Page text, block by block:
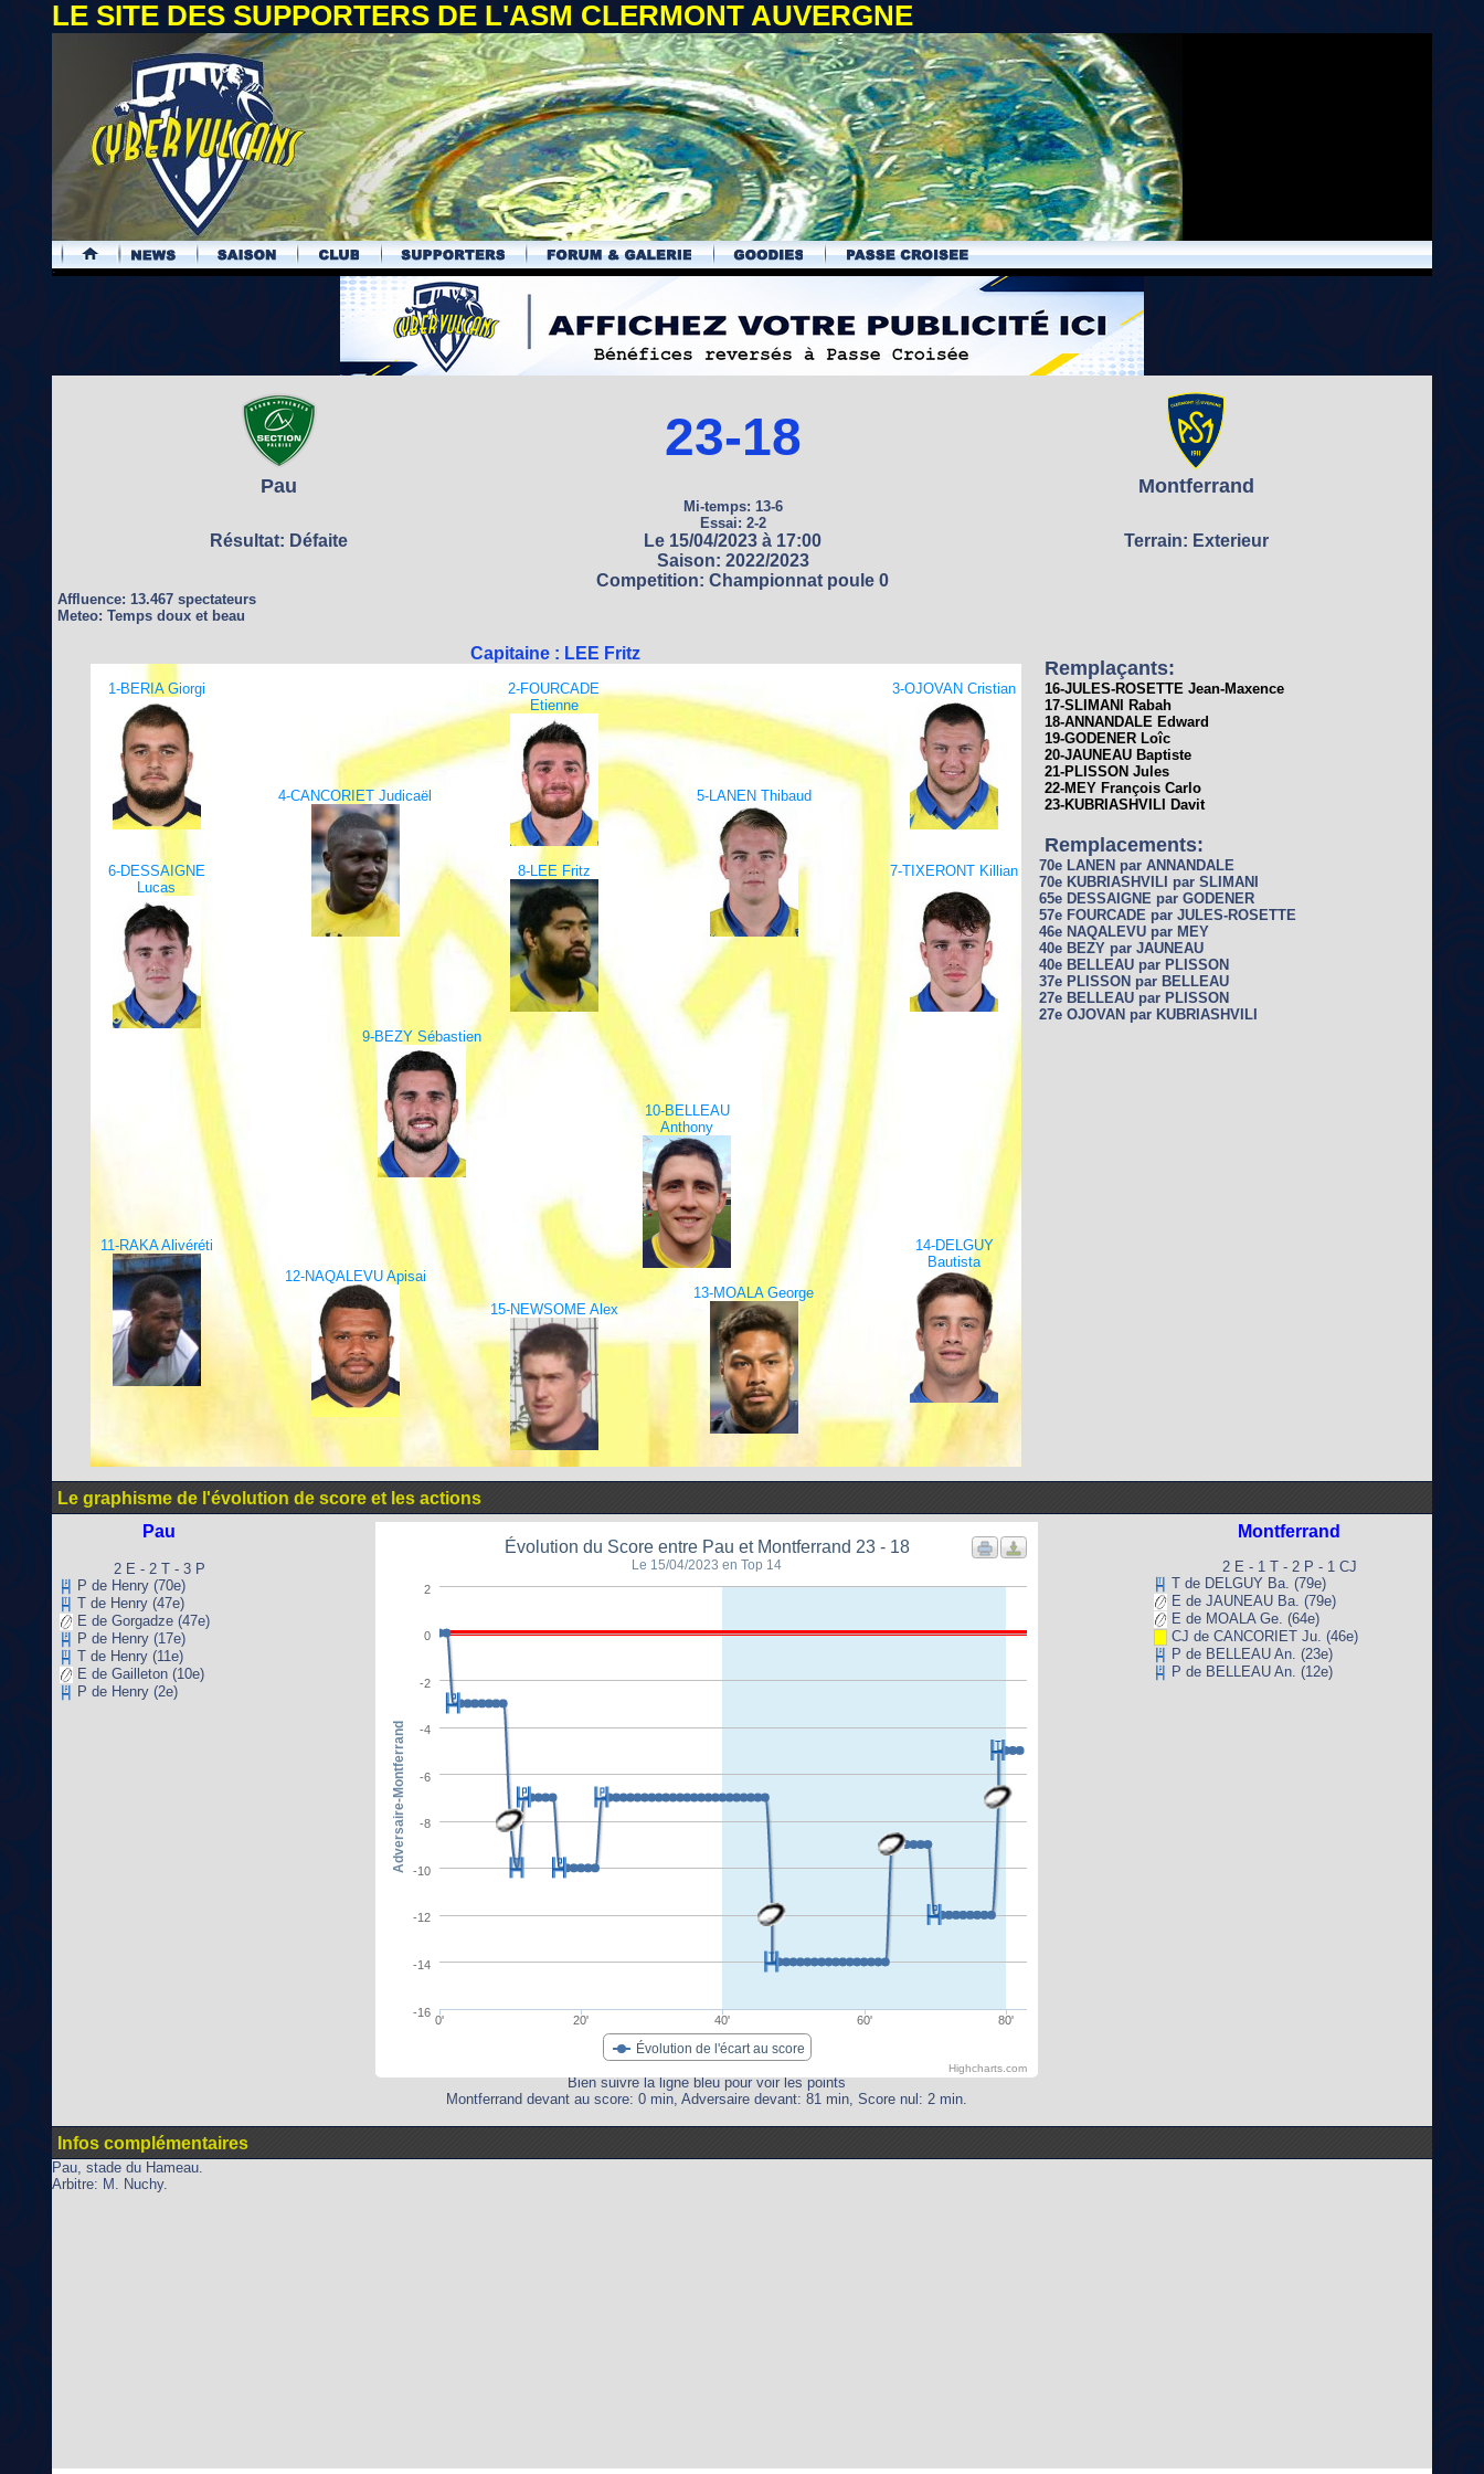
LE SITE DES SUPPORTERS DE L'ASM CLERMONT AUVERGNE
.
Pau
23-18
Montferrand
Mi-temps: 13-6
Essai: 2-2
Résultat: Défaite Le 15/04/2023 à 17:00
Terrain: Exterieur
Saison: 2022/2023
Competition: Championnat poule 0
Affluence: 13.467 spectateurs
Meteo: Temps doux et beau
Capitaine : LEE Fritz
1-BERIA Giorgi
2-FOURCADE
Etienne
3-OJOVAN Cristian
4-CANCORIET Judicaël 5-LANEN Thibaud
6-DESSAIGNE
Lucas
8-LEE Fritz 7-TIXERONT Killian
9-BEZY Sébastien
10-BELLEAU
Anthony
11-RAKA Alivéréti
14-DELGUY
Bautista
12-NAQALEVU Apisai
13-MOALA George
15-NEWSOME Alex
Remplaçants:
16-JULES-ROSETTE Jean-Maxence
17-SLIMANI Rabah
18-ANNANDALE Edward
19-GODENER Loîc
20-JAUNEAU Baptiste
21-PLISSON Jules
22-MEY François Carlo
23-KUBRIASHVILI Davit
Remplacements:
70e LANEN par ANNANDALE
70e KUBRIASHVILI par SLIMANI
65e DESSAIGNE par GODENER
57e FOURCADE par JULES-ROSETTE
46e NAQALEVU par MEY
40e BEZY par JAUNEAU
40e BELLEAU par PLISSON
37e PLISSON par BELLEAU
27e BELLEAU par PLISSON
27e OJOVAN par KUBRIASHVILI
Le graphisme de l'évolution de score et les actions
Pau
2 E - 2 T - 3 P
P de Henry (70e)
T de Henry (47e)
E de Gorgadze (47e)
P de Henry (17e)
T de Henry (11e)
E de Gailleton (10e)
P de Henry (2e)
Évolution du Score entre Pau et Montferrand 23 - 18
Le 15/04/2023 en Top 14
Évolution de l'écart au score
0' 20' 40' 60' 80'
-16
-14
-12
-10
-8
-6
-4
-2
0
2
Adversaire-Montferrand
Highcharts.com
Bien suivre la ligne bleu pour voir les points
Montferrand devant au score: 0 min, Adversaire devant: 81 min, Score nul: 2 min.
Montferrand
2 E - 1 T - 2 P - 1 CJ
T de DELGUY Ba. (79e)
E de JAUNEAU Ba. (79e)
E de MOALA Ge. (64e)
CJ de CANCORIET Ju. (46e)
P de BELLEAU An. (23e)
P de BELLEAU An. (12e)
Infos complémentaires
Pau, stade du Hameau.
Arbitre: M. Nuchy.